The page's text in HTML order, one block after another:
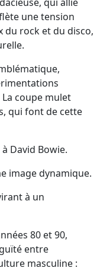
une tension
du rock et du disco,
coupe mulet
qui font de cette
David Bowie.
image dynamique.
à un
80 et 90,
entre
masculine :